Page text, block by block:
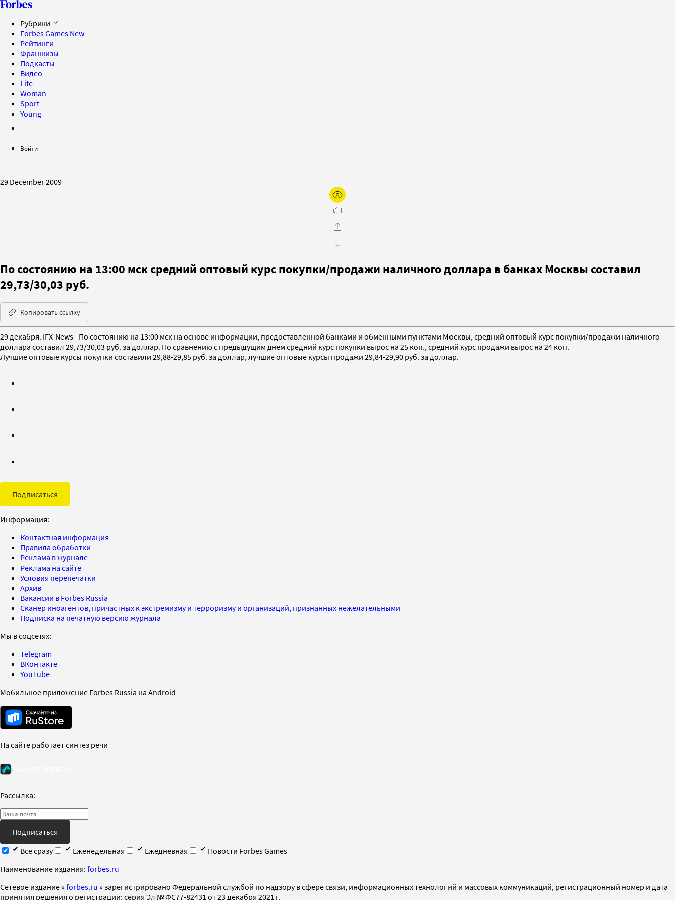
Рубрики
Forbes Games New
Рейтинги
Франшизы
Подкасты
Видео
Life
Woman
Sport
Young
Войти
29 December 2009
По состоянию на 13:00 мск средний оптовый курс покупки/продажи наличного доллара в банках Москвы составил
29,73/30,03 руб.
Копировать ссылку
29 декабря. IFX-News - По состоянию на 13:00 мск на основе информации, предоставленной банками и обменными пунктами Москвы, средний оптовый курс покупки/продажи наличного
доллара составил 29,73/30,03 руб. за доллар. По сравнению с предыдущим днем средний курс покупки вырос на 25 коп., средний курс продажи вырос на 24 коп.
Лучшие оптовые курсы покупки составили 29,88-29,85 руб. за доллар, лучшие оптовые курсы продажи 29,84-29,90 руб. за доллар.
Подписаться
Информация:
Контактная информация
Правила обработки
Реклама в журнале
Реклама на сайте
Условия перепечатки
Архив
Вакансии в Forbes Russia
Сканер иноагентов, причастных к экстремизму и терроризму и организаций, признанных нежелательными
Подписка на печатную версию журнала
Мы в соцсетях:
Telegram
ВКонтакте
YouTube
Мобильное приложение Forbes Russia на Android
На сайте работает синтез речи
Рассылка:
Подписаться
Все сразу
Еженедельная Ежедневная
Новости Forbes Games
Наименование издания: forbes.ru
Cетевое издание « forbes.ru » зарегистрировано Федеральной службой по надзору в сфере связи, информационных технологий и массовых коммуникаций, регистрационный номер и дата
принятия решения о регистрации: серия Эл № ФС77-82431 от 23 декабря 2021 г.